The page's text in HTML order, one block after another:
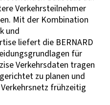
Verkehrsteilnehmer
Mit der Kombination
und
liefert die BERNARD
für
Verkehrsdaten tragen
zu planen und
frühzeitig